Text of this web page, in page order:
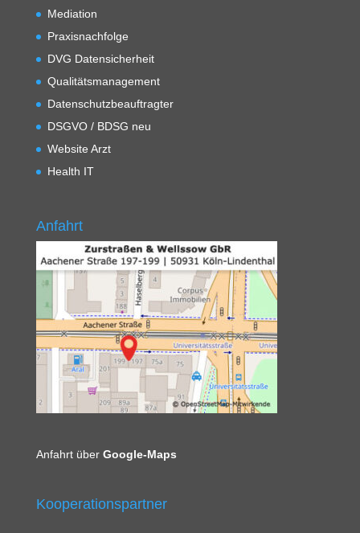
Mediation
Praxisnachfolge
DVG Datensicherheit
Qualitätsmanagement
Datenschutzbeauftragter
DSGVO / BDSG neu
Website Arzt
Health IT
Anfahrt
Anfahrt über Google-Maps
Kooperationspartner